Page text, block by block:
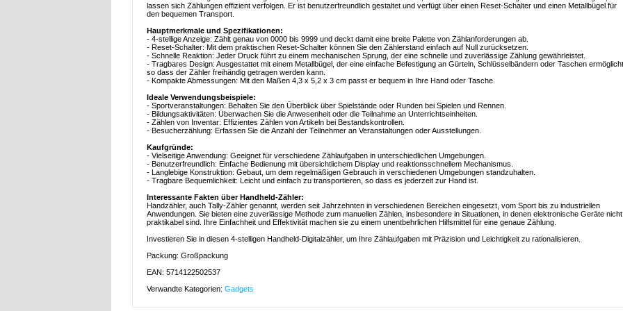
lassen sich Zählungen effizient verfolgen. Er ist benutzerfreundlich gestaltet und verfügt über einen Reset-Schalter und einen Metallbügel für
den bequemen Transport.
Hauptmerkmale und Spezifikationen:
- 4-stellige Anzeige: Zählt genau von 0000 bis 9999 und deckt damit eine breite Palette von Zählanforderungen ab.
- Reset-Schalter: Mit dem praktischen Reset-Schalter können Sie den Zählerstand einfach auf Null zurücksetzen.
- Schnelle Reaktion: Jeder Druck führt zu einem mechanischen Sprung, der eine schnelle und zuverlässige Zählung gewährleistet.
- Tragbares Design: Ausgestattet mit einem Metallbügel, der eine einfache Befestigung an Gürteln, Schlüsselbändern oder Taschen ermöglicht,
so dass der Zähler freihändig getragen werden kann.
- Kompakte Abmessungen: Mit den Maßen 4,3 x 5,2 x 3 cm passt er bequem in Ihre Hand oder Tasche.
Ideale Verwendungsbeispiele:
- Sportveranstaltungen: Behalten Sie den Überblick über Spielstände oder Runden bei Spielen und Rennen.
- Bildungsaktivitäten: Überwachen Sie die Anwesenheit oder die Teilnahme an Unterrichtseinheiten.
- Zählen von Inventar: Effizientes Zählen von Artikeln bei Bestandskontrollen.
- Besucherzählung: Erfassen Sie die Anzahl der Teilnehmer an Veranstaltungen oder Ausstellungen.
Kaufgründe:
- Vielseitige Anwendung: Geeignet für verschiedene Zählaufgaben in unterschiedlichen Umgebungen.
- Benutzerfreundlich: Einfache Bedienung mit übersichtlichem Display und reaktionsschnellem Mechanismus.
- Langlebige Konstruktion: Gebaut, um dem regelmäßigen Gebrauch in verschiedenen Umgebungen standzuhalten.
- Tragbare Bequemlichkeit: Leicht und einfach zu transportieren, so dass es jederzeit zur Hand ist.
Interessante Fakten über Handheld-Zähler:
Handzähler, auch Tally-Zähler genannt, werden seit Jahrzehnten in verschiedenen Bereichen eingesetzt, vom Sport bis zu industriellen
Anwendungen. Sie bieten eine zuverlässige Methode zum manuellen Zählen, insbesondere in Situationen, in denen elektronische Geräte nicht
praktikabel sind. Ihre Einfachheit und Effektivität machen sie zu einem unentbehrlichen Hilfsmittel für eine genaue Zählung.
Investieren Sie in diesen 4-stelligen Handheld-Digitalzähler, um Ihre Zählaufgaben mit Präzision und Leichtigkeit zu rationalisieren.
Packung: Großpackung
EAN: 5714122502537
Verwandte Kategorien: Gadgets